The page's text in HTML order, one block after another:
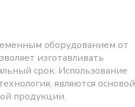
оборудованием от
изготавливать
срок. Использование
являются основой
продукции.